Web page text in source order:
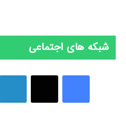
شبکه های اجتماعی